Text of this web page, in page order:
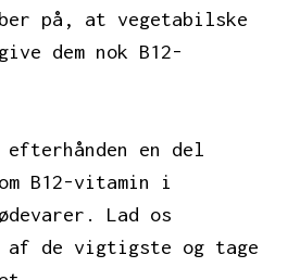
på, at vegetabilske
dem nok B12-
en del
B12-vitamin i
Lad os
af de vigtigste og tage